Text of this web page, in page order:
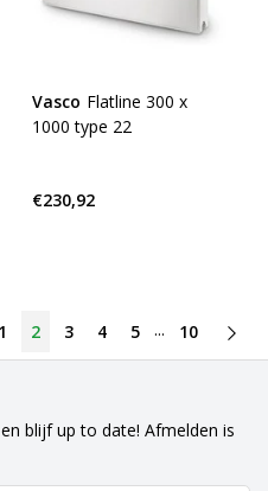
Vasco Flatline 300 x
1000 type 22
€230,92
1 2 3 4 5 ... 10
blijf up to date! Afmelden is